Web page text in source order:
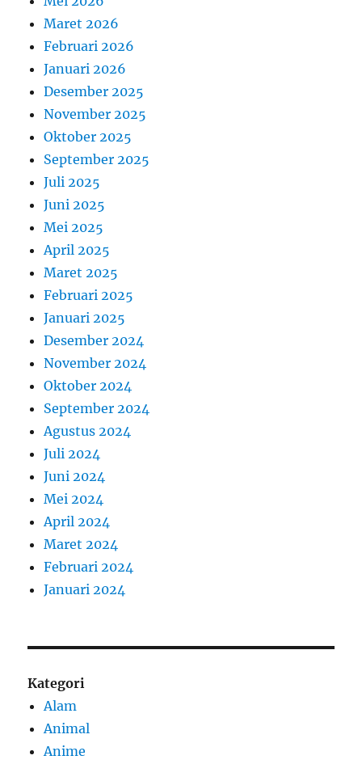
Maret 2026
Februari 2026
Januari 2026
Desember 2025
November 2025
Oktober 2025
September 2025
Juli 2025
Juni 2025
Mei 2025
April 2025
Maret 2025
Februari 2025
Januari 2025
Desember 2024
November 2024
Oktober 2024
September 2024
Agustus 2024
Juli 2024
Juni 2024
Mei 2024
April 2024
Maret 2024
Februari 2024
Januari 2024
Kategori
Alam
Animal
Anime